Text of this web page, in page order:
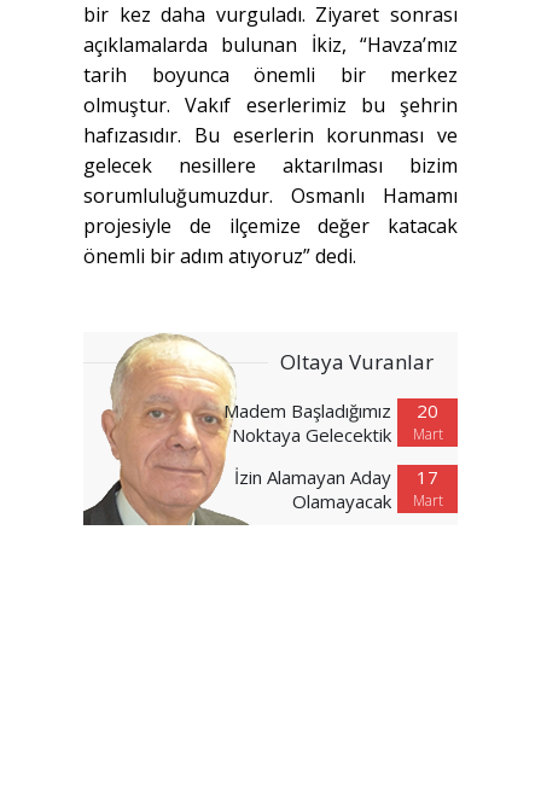
bir kez daha vurguladı. Ziyaret sonrası
açıklamalarda bulunan İkiz, “Havza’mız
tarih boyunca önemli bir merkez
olmuştur. Vakıf eserlerimiz bu şehrin
hafızasıdır. Bu eserlerin korunması ve
gelecek nesillere aktarılması bizim
sorumluluğumuzdur. Osmanlı Hamamı
projesiyle de ilçemize değer katacak
önemli bir adım atıyoruz” dedi.
Oltaya Vuranlar
20
Mart
Madem Başladığımız
Noktaya Gelecektik
17
Mart
İzin Alamayan Aday
Olamayacak